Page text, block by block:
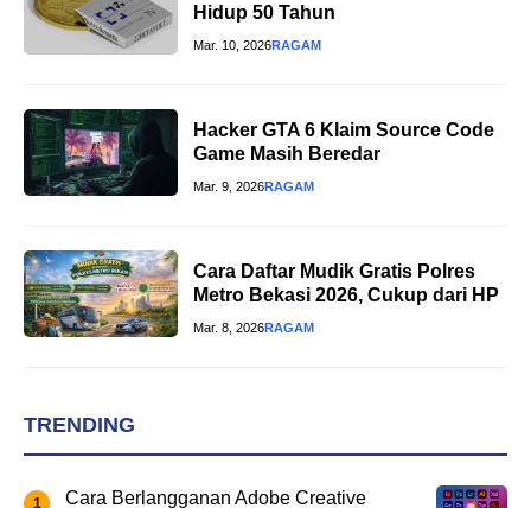
Hidup 50 Tahun
Mar. 10, 2026RAGAM
Hacker GTA 6 Klaim Source Code
Game Masih Beredar
Mar. 9, 2026RAGAM
Cara Daftar Mudik Gratis Polres
Metro Bekasi 2026, Cukup dari HP
Mar. 8, 2026RAGAM
TRENDING
Cara Berlangganan Adobe Creative